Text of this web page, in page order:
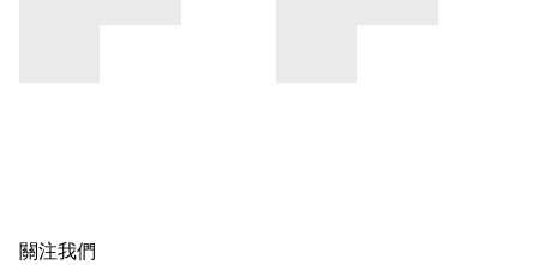
關注我們